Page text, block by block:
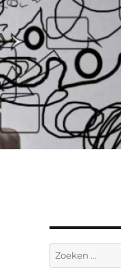
Zoeken
naar: